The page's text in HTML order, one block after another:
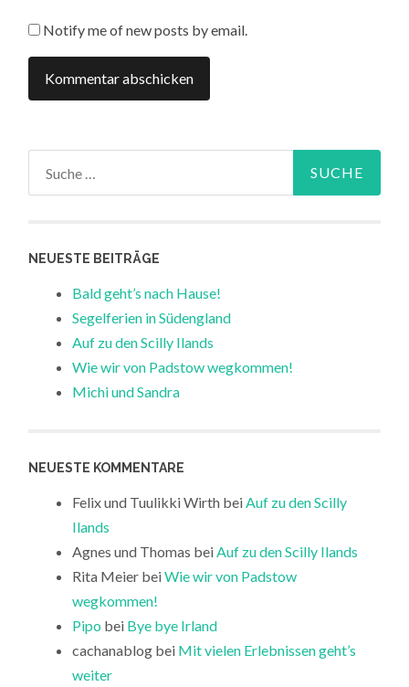
Notify me of new posts by email.
NEUESTE BEITRÄGE
Bald geht’s nach Hause!
Segelferien in Südengland
Auf zu den Scilly Ilands
Wie wir von Padstow wegkommen!
Michi und Sandra
NEUESTE KOMMENTARE
Felix und Tuulikki Wirth bei Auf zu den Scilly
Ilands
Agnes und Thomas bei Auf zu den Scilly Ilands
Rita Meier beiWie wir von Padstow
wegkommen!
Pipo bei Bye bye Irland
cachanablog bei Mit vielen Erlebnissen geht’s
weiter